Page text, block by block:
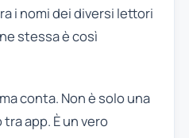
i nomi dei diversi lettori
stessa è così
conta. Non è solo una
app. È un vero